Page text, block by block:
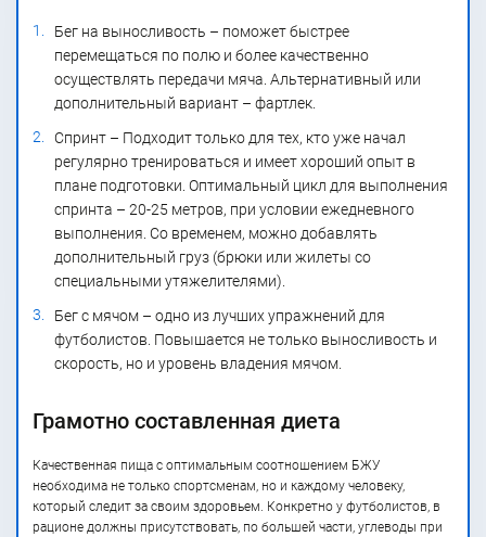
Бег на выносливость – поможет быстрее
перемещаться по полю и более качественно
осуществлять передачи мяча. Альтернативный или
дополнительный вариант – фартлек.
Спринт – Подходит только для тех, кто уже начал
регулярно тренироваться и имеет хороший опыт в
плане подготовки. Оптимальный цикл для выполнения
спринта – 20-25 метров, при условии ежедневного
выполнения. Со временем, можно добавлять
дополнительный груз (брюки или жилеты со
специальными утяжелителями).
Бег с мячом – одно из лучших упражнений для
футболистов. Повышается не только выносливость и
скорость, но и уровень владения мячом.
Грамотно составленная диета
Качественная пища с оптимальным соотношением БЖУ
необходима не только спортсменам, но и каждому человеку,
который следит за своим здоровьем. Конкретно у футболистов, в
рационе должны присутствовать, по большей части, углеводы при